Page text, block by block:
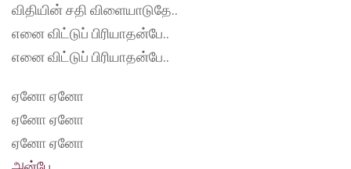
விதியின் சதி விளையாடுதே..
எனை விட்டுப் பிரியாதன்பே..
எனை விட்டுப் பிரியாதன்பே..
ஏனோ ஏனோ
ஏனோ ஏனோ
ஏனோ ஏனோ